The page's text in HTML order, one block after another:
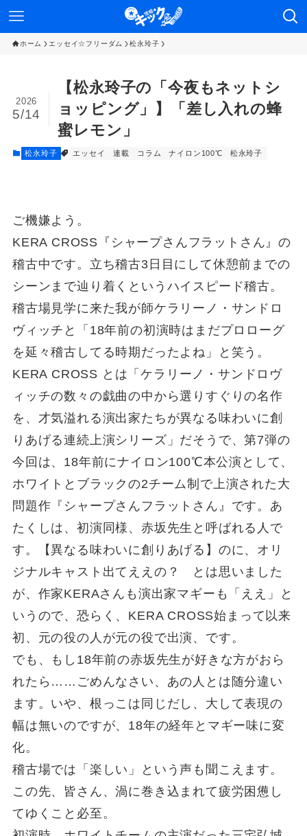
ホーム エッセイ☆フリーダム 松永玲子
【松永玲子の「今夜もネットシ
ョッピング」】「差し入れの蜂
蜜レモン」
2026
5/14
松永玲子 エッセイ 連載 コラム ナイロン100℃ 松永玲子
ご機嫌よう。
KERA CROSS『シャープさんフラットさん』の
稽古中です。立ち稽古3日目にして休憩前までの
シーンまで辿り着くというハイスピード稽古。
稽古場見学に来た我が師ケラリーノ・サンドロ
ヴィッチと「18年前の初演時はまだプロローグ
を延々稽古してる時期だったよね」と笑う。
KERA CROSS とは「ケラリーノ・サンドロヴ
ィッチの数々の戯曲の中から選りすぐりの名作
を、才気溢れる演出家たちが異なる味わいに創
りあげる連続上演シリーズ」だそうで、第7弾の
今回は、18年前にナイロン100℃本公演として、
ホワイトとブラックの2チーム制で上演された大
問題作『シャープさんフラットさん』です。あ
たくしは、初演同様、赤坂先生と呼ばれる人で
す。【異なる味わいに創りあげる】のに、オリ
ジナルキャスト出てええの？ とは思いました
が、作家KERAさんも演出家マギーも「ええ」と
いうので、恐らく、KERA CROSS始まって以来
初、元の役の人が元の役で出演、です。
でも、もし18年前の赤坂先生が好きな方がおら
れたら……ごめんなさい、あの人とは随分違い
ます。いや、根っこは同じだし、大して表現の
幅は無いのですが、18年の経年とマギー味に変
化。
稽古場では「楽しい」という声も聞こえます。
この先、皆さん、渦に巻き込まれて疲労困憊し
てゆくこと必至。